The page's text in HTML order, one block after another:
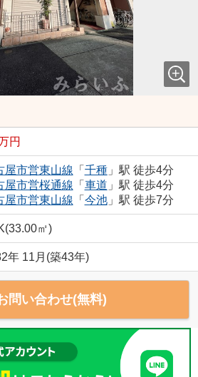
円
屋市営東山線 「 千種」駅 徒歩4分
屋市営桜通線 「 車道 」駅 徒歩4分
屋市営東山線 「 今池」駅 徒歩7分
㎡)
年 11月(築43年)
問い合わせ(無料)